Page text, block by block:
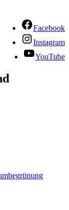
Facebook
Instagram
YouTube